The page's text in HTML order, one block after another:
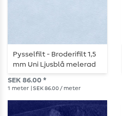
Pysselfilt - Broderifilt 1,5
mm Uni Ljusblå melerad
SEK 86.00 *
1 meter | SEK 86.00 / meter